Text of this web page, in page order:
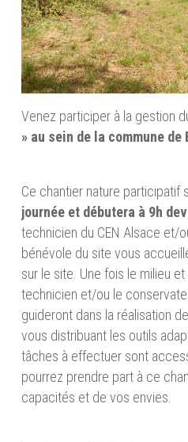
Venez participer à la gestion
» au sein de la commune
Ce chantier nature participatif
journée et débutera à 9h
technicien du CEN Alsace et/
bénévole du site vous
sur le site. Une fois le milieu
technicien et/ou le
guideront dans la réalisation
vous distribuant les outils
tâches à effectuer sont
pourrez prendre part à ce
capacités et de vos envies.